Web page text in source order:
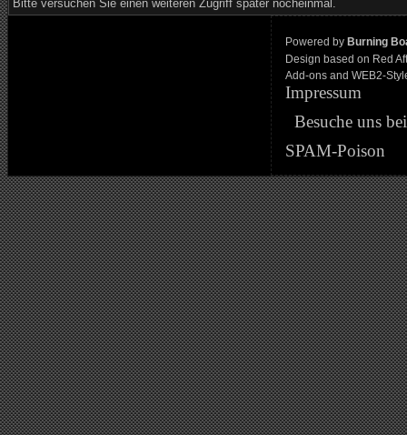
Bitte versuchen Sie einen weiteren Zugriff später nocheinmal.
Powered by Burning
Design based on Red
Add-ons and WEB2-
Impressum
Besuche uns
SPAM-Poison